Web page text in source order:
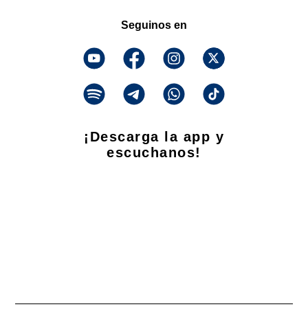
Seguinos en
¡Descarga la app y
escuchanos!